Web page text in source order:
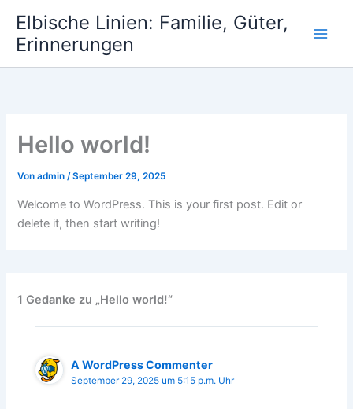
Inhalt
springen
Elbische Linien: Familie, Güter,
Erinnerungen
Hello world!
Vonadmin/September 29, 2025
Welcome to WordPress. This is your first post. Edit or
delete it, then start writing!
1 Gedanke zu „Hello world!“
A WordPress Commenter
September 29, 2025 um 5:15 p.m. Uhr